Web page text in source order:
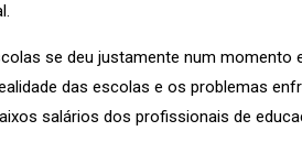
se deu justamente num
das escolas e os problemas
salários dos profissionais de